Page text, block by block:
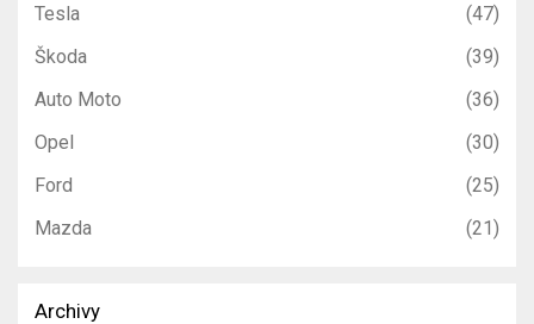
Tesla
(47)
Škoda
(39)
Auto Moto
(36)
Opel
(30)
Ford
(25)
Mazda
(21)
Archivy